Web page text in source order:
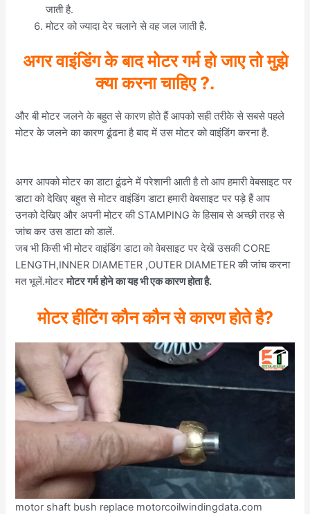
जाती है.
मोटर को ज्यादा देर चलाने से वह जल जाती है.
अगर वाइंडिंग के बाद मोटर गर्म हो जाए तो मुझे
क्या करना चाहिए ?.
और बी मोटर जलने के बहुत से कारण होते हैं आपको सही तरीके से सबसे पहले
मोटर के जलने का कारण ढूंढना है बाद में उस मोटर को वाइंडिंग करना है.
अगर आपको मोटर का डाटा ढूंढने में परेशानी आती है तो आप हमारी वेबसाइट पर
डाटा को देखिए बहुत से मोटर वाइंडिंग डाटा हमारी वेबसाइट पर पड़े हैं आप
उनको देखिए और अपनी मोटर की STAMPING के हिसाब से अच्छी तरह से
जांच कर उस डाटा को डालें.
जब भी किसी भी मोटर वाइंडिंग डाटा को वेबसाइट पर देखें उसकी CORE
LENGTH,INNER DIAMETER ,OUTER DIAMETER की जांच करना
मत भूलें.मोटरमोटर गर्म होने का यह भी एक कारण होता है.
मोटर हीटिंग कौन कौन से कारण होते है?
motor shaft bush replace motorcoilwindingdata.com